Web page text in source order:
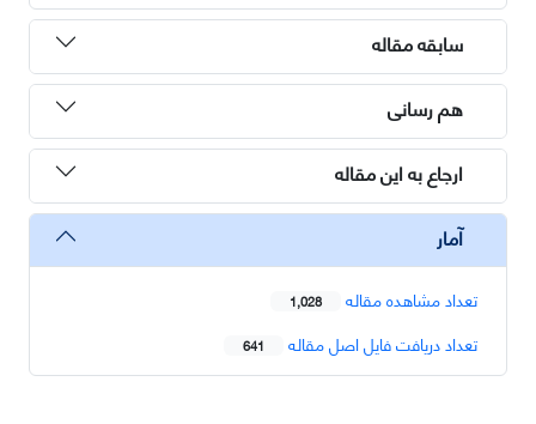
سابقه مقاله
هم رسانی
ارجاع به این مقاله
آمار
تعداد مشاهده مقاله 1,028
تعداد دریافت فایل اصل مقاله 641